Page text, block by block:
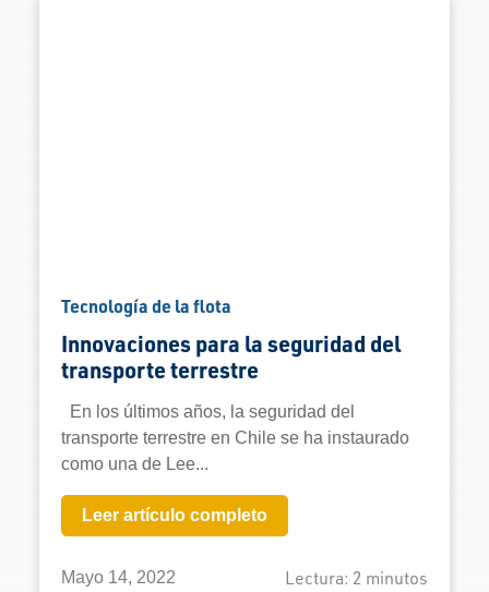
Tecnología de la flota
Innovaciones para la seguridad del
transporte terrestre
En los últimos años, la seguridad del
transporte terrestre en Chile se ha instaurado
como una de Lee...
Leer artículo completo
Mayo 14, 2022 Lectura: 2 minutos